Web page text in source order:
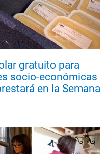
gratuito para
socio-económicas
en la Semana